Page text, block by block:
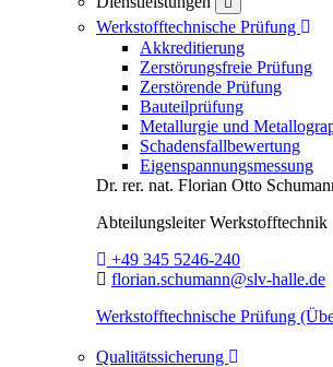
Werkstofftechnische Prüfung
Akkreditierung
Zerstörungsfreie Prüfung
Zerstörende Prüfung
Bauteilprüfung
Metallurgie und
Schadensfallbewertung
Eigenspannungsmessung
Dr. rer. nat. Florian Otto
AbteilungsleiterWerkstofftechnik
Telefon:
+49 345 5246-240
E-Mail:
florian.schumann@slv-halle.de
Werkstofftechnische Prüfung
Qualitätssicherung Toggle